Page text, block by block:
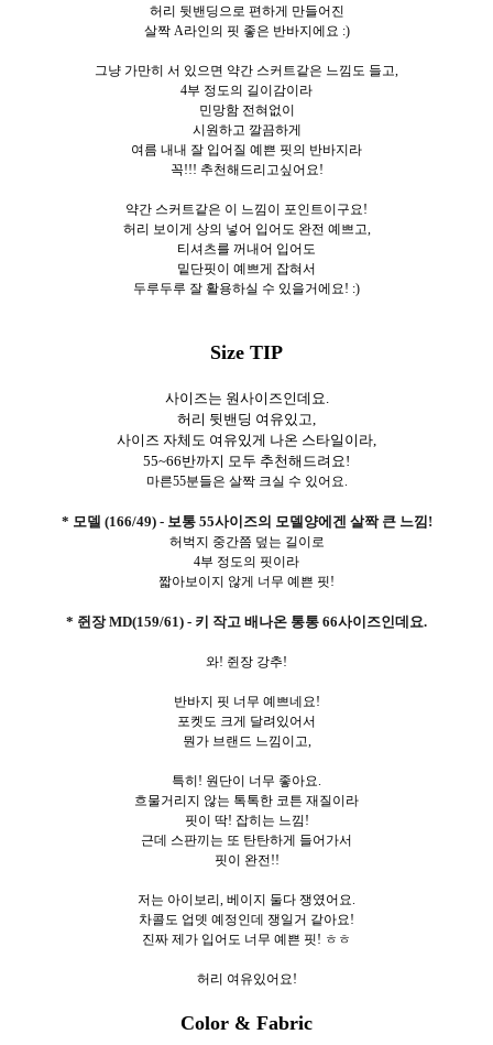
허리 뒷밴딩으로 편하게 만들어진
살짝 A라인의 핏 좋은 반바지에요 :)
그냥 가만히 서 있으면 약간 스커트같은 느낌도 들고,
4부 정도의 길이감이라
민망함 전혀없이
시원하고 깔끔하게
여름 내내 잘 입어질 예쁜 핏의 반바지라
꼭!!! 추천해드리고싶어요!
약간 스커트같은 이 느낌이 포인트이구요!
허리 보이게 상의 넣어 입어도 완전 예쁘고,
티셔츠를 꺼내어 입어도
밑단핏이 예쁘게 잡혀서
두루두루 잘 활용하실 수 있을거에요! :)
Size TIP
사이즈는 원사이즈인데요.
허리 뒷밴딩 여유있고,
사이즈 자체도 여유있게 나온 스타일이라,
55~66반까지 모두 추천해드려요!
마른55분들은 살짝 크실 수 있어요.
* 모델 (166/49) - 보통 55사이즈의 모델양에겐 살짝 큰 느낌!
허벅지 중간쯤 덮는 길이로
4부 정도의 핏이라
짧아보이지 않게 너무 예쁜 핏!
* 쥔장 MD(159/61) - 키 작고 배나온 통통 66사이즈인데요.
와! 쥔장 강추!
반바지 핏 너무 예쁘네요!
포켓도 크게 달려있어서
뭔가 브랜드 느낌이고,
특히! 원단이 너무 좋아요.
흐물거리지 않는 톡톡한 코튼 재질이라
핏이 딱! 잡히는 느낌!
근데 스판끼는 또 탄탄하게 들어가서
핏이 완전!!
저는 아이보리, 베이지 둘다 쟁였어요.
차콜도 업뎃 예정인데 쟁일거 같아요!
진짜 제가 입어도 너무 예쁜 핏! ㅎㅎ
허리 여유있어요!
Color & Fabric